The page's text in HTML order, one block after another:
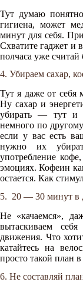
Тут думаю
гигиена, может
минут для себя.
Схватите гаджет и
полчаса уже
4. Убираем сахар,
Тут я даже от себя
Ну сахар и
убирать — тут и
немного по
если у вас есть
нужно их
употребление
эмоциях. Кофеин
остается. Как
5. 20 — 30 минут в
Не «качаемся»,
вытаскиваем
движения. Что
катайтесь на
просто такой план
6. Не составляй